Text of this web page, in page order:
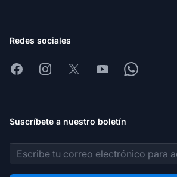
Redes sociales
FacebookInstagram
X YoutubeWhatsapp
Suscríbete a nuestro boletín
Dirección de correo electrónico